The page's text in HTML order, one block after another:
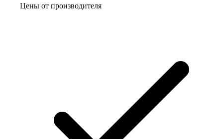
Цены от производителя